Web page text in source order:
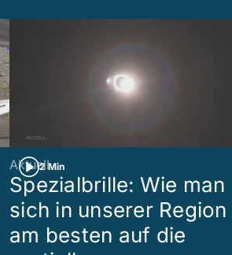
2 Min
Aktuell
Spezialbrille: Wie man
sich in unserer Region
am besten auf die